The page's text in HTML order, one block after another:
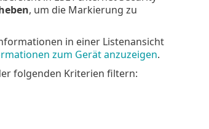
, um die Markierung zu
in einer Listenansicht
zum Gerät anzuzeigen.
folgenden Kriterien filtern: